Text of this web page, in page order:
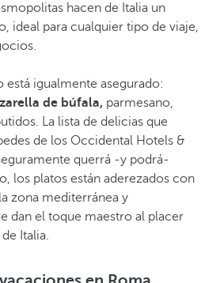
hacen de Italia un
ideal para cualquier tipo de viaje,
igualmente asegurado:
de búfala, parmesano,
La lista de delicias que
de los Occidental Hotels &
querrá -y podrá-
los platos están aderezados con
zona mediterránea y
dan el toque maestro al placer
Italia.